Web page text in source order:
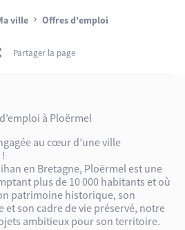
ville Offres d'emploi
Partager la page
à Ploërmel
au cœur d’une ville
en Bretagne, Ploërmel est une
plus de 10 000 habitants et où
patrimoine historique, son
son cadre de vie préservé, notre
ambitieux pour son territoire.